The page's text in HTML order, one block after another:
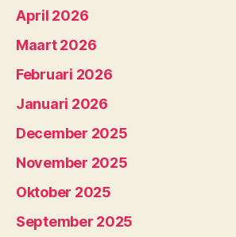
April 2026
Maart 2026
Februari 2026
Januari 2026
December 2025
November 2025
Oktober 2025
September 2025